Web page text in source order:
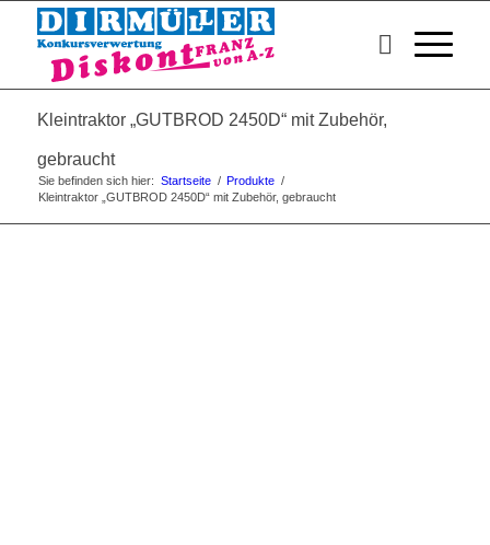
Kleintraktor „GUTBROD 2450D“ mit Zubehör,
gebraucht
Sie befinden sich hier: Startseite / Produkte /
Kleintraktor „GUTBROD 2450D“ mit Zubehör, gebraucht